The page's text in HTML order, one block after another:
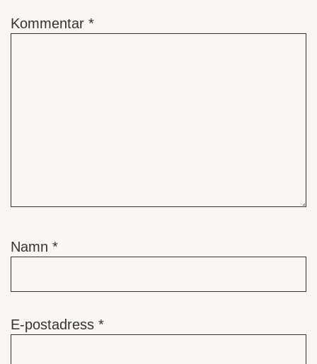
Kommentar *
Namn *
E-postadress *